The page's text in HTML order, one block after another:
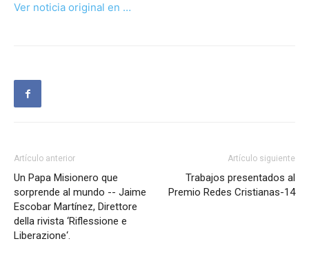
Ver noticia original en …
Artículo anterior
Un Papa Misionero que
sorprende al mundo -- Jaime
Escobar Martínez, Direttore
della rivista ‘Riflessione e
Liberazione‘.
Artículo siguiente
Trabajos presentados al
Premio Redes Cristianas-14